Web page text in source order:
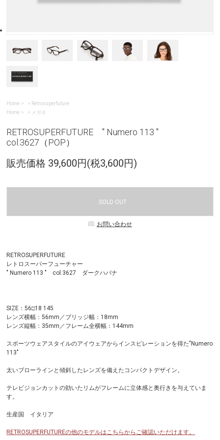
Home > Retrosuperfuture
Home
> メガネ
RETROSUPERFUTURE " Numero 113 "
col.3627（POP）
販売価格 39,600円(税3,600円)
SOLD OUT
お問い合わせ
RETROSUPERFUTURE
レトロスーパーフューチャー
" Numero 113 " col.3627 ダークハバナ
SIZE：56□18 145
レンズ横幅：56mm／ブリッジ幅：18mm
レンズ縦幅：35mm／フレーム全横幅：144mm
スポーツウェアスタイルのアイウェアからインスピレーションを得た"Numero
113"
太いブローラインと傾斜したレンズを備えたコンパクトデザイン。
テレビジョンカットの効いたリムがフレームに立体感と奥行きを与えていま
す。
生産国 イタリア
RETROSUPERFUTUREの他のモデルはこちらからご確認いただけます。